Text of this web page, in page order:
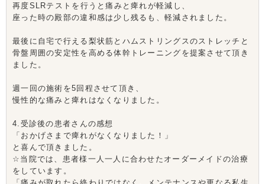
再度SLRテストを行うと痛みと痺れが軽減し、
座った時の殿部の違和感は少し残るも、軽減されました。
最後に自宅で行える梨状筋とハムストリングスのストレッチと
骨盤周囲の安定性を高める体幹トレーニングを提案させて頂き
ました。
週一回の施術を5回程させて頂き、
慢性的な痛みと痺れはなくなりました。
4.受診後の患者さんの感想
「おかげさまで痺れがなくなりました！」
と喜んで頂きました。
☆当院では、患者様一人一人に合わせたオーダーメイドの治療
をしています。